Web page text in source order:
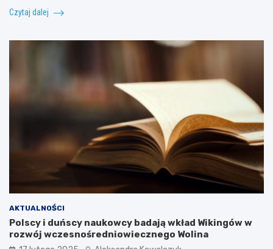
Czytaj dalej
AKTUALNOŚCI
Polscy i duńscy naukowcy badają wkład Wikingów w
rozwój wczesnośredniowiecznego Wolina